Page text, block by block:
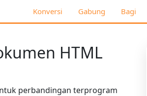
Konversi Gabung Bagi
HTML
perbandingan terprogram